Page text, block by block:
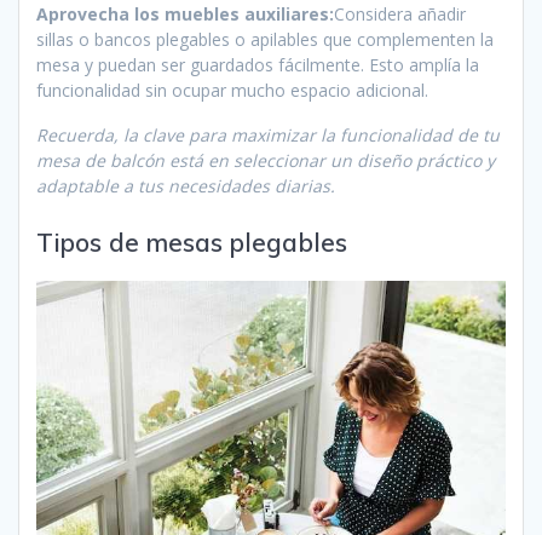
Aprovecha los muebles auxiliares:Considera añadir
sillas o bancos plegables o apilables que complementen la
mesa y puedan ser guardados fácilmente. Esto amplía la
funcionalidad sin ocupar mucho espacio adicional.
Recuerda, la clave para maximizar la funcionalidad de tu
mesa de balcón está en seleccionar un diseño práctico y
adaptable a tus necesidades diarias.
Tipos de mesas plegables